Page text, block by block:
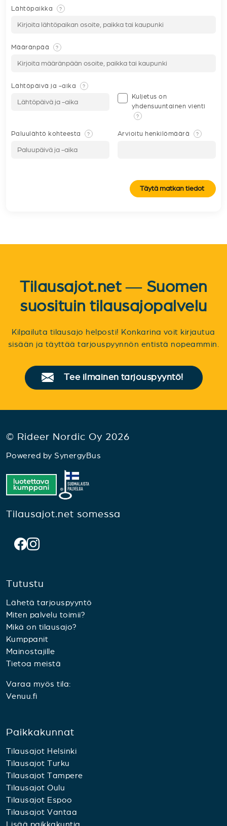
Lähtöpaikka ?
Määränpää ?
Lähtöpäivä ja -aika ?
Kuljetus on
yhdensuuntainen vienti
?
Paluulähtö kohteesta ? Arvioitu henkilömäärä ?
Täytä matkan tiedot
Tilausajot.net — Suomen
suosituin tilausajopalvelu
Kilpailuta tilausajo helposti! Konkarina voit kirjautua
sisään ja täyttää tarjouspyynnön entistä nopeammin.
Tee ilmainen tarjouspyyntö!
© Rideer Nordic Oy 2026
Powered by SynergyBus
Tilausajot.net somessa
Tutustu
Lähetä tarjouspyyntö
Miten palvelu toimii?
Mikä on tilausajo?
Kumppanit
Mainostajille
Tietoa meistä
Varaa myös tila:
Venuu.fi
Paikkakunnat
Tilausajot Helsinki
Tilausajot Turku
Tilausajot Tampere
Tilausajot Oulu
Tilausajot Espoo
Tilausajot Vantaa
Lisää paikkakuntia